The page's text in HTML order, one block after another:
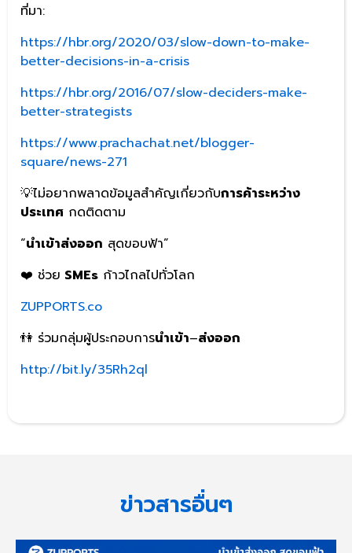
ที่มา:
https://hbr.org/2020/03/slow-down-to-make-
better-decisions-in-a-crisis
https://hbr.org/2016/07/slow-deciders-make-
better-strategists
https://www.prachachat.net/blogger-
square/news-271
💡ไม่อยากพลาดข้อมูลสำคัญเกี่ยวกับการค้าระหว่าง
ประเทศ กดติดตาม
“นำเข้าส่งออก สุดขอบฟ้า”
❤️ ช่วย SMEs ก้าวไกลไปทั่วโลก
ZUPPORTS.co
👫 ร่วมกลุ่มผู้ประกอบการนำเข้า–ส่งออก
http://bit.ly/35Rh2ql
ข่าวสารอื่นๆ